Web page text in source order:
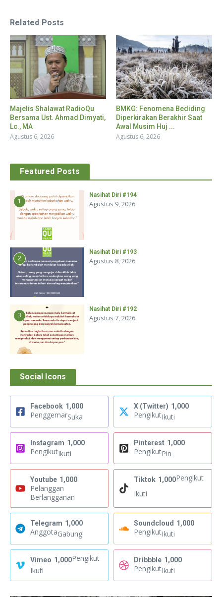
Related Posts
Majelis Shalawat RadioQu
Bersama Ust. Ahmad Dimyati,
Lc., MA
Agustus 6, 2026
BMKG: Fenomena Bediding
Diperkirakan Berakhir Saat
Awal Musim Huj ...
Agustus 6, 2026
Featured Posts
1
Nasihat Diri #194
Agustus 9, 2026
2
Nasihat Diri #193
Agustus 8, 2026
3
Nasihat Diri #192
Agustus 7, 2026
Social Icons
Facebook 1,000
PenggemarSuka
X (Twitter) 1,000
PengikutIkuti
Instagram 1,000
PengikutIkuti
Pinterest 1,000
PengikutPin
Youtube 1,000
Pelanggan
Berlangganan
Tiktok 1,000Pengikut
Ikuti
Telegram 1,000
AnggotaGabung
Soundcloud 1,000
PengikutIkuti
Vimeo 1,000Pengikut
Ikuti
Dribbble 1,000
PengikutIkuti